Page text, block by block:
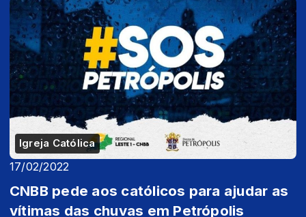
Igreja Católica
17/02/2022
CNBB pede aos católicos para ajudar as
vítimas das chuvas em Petrópolis